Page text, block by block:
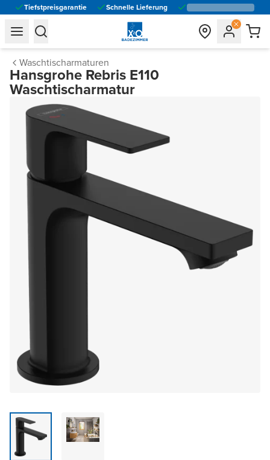
Tiefstpreisgarantie Schnelle Lieferung
general.navigation.toggle_menu.label
general.navigation.toggle_menu.label
Waschtischarmaturen
Hansgrohe Rebris E110
Waschtischarmatur